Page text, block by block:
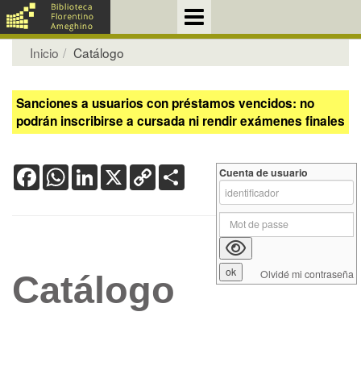
Inicio Catálogo
Sanciones a usuarios con préstamos vencidos: no
podrán inscribirse a cursada ni rendir exámenes finales
FacebookWhatsApp
LinkedIn
X Copy
Link
Catálogo
Cuenta de usuario
Olvidé mi contraseña